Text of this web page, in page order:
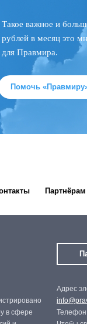
Такое важное и
рублей в месяц это
для Правмира.
Помочь
Партнёрам
в сфере
Адрес